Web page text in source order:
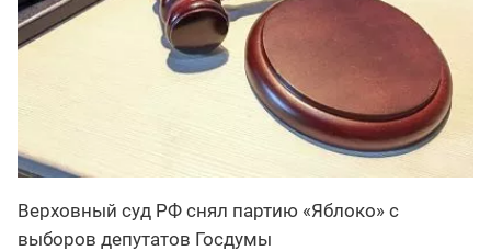
Верховный суд РФ снял партию «Яблоко» с
выборов депутатов Госдумы